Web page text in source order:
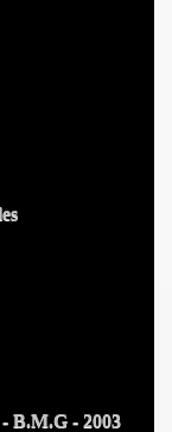
B.M.G - 2003